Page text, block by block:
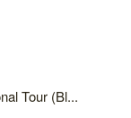
Tour (Bl...